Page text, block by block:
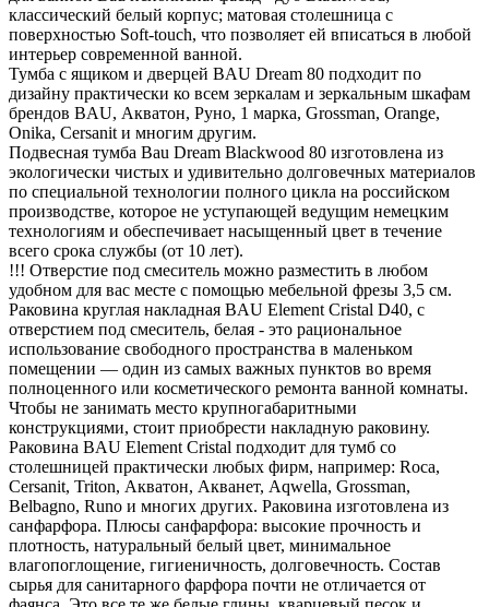
классический белый корпус; матовая столешница с
поверхностью Soft-touch, что позволяет ей вписаться в любой
интерьер современной ванной.
Тумба с ящиком и дверцей BAU Dream 80 подходит по
дизайну практически ко всем зеркалам и зеркальным шкафам
брендов BAU, Акватон, Руно, 1 марка, Grossman, Orange,
Onika, Cersanit и многим другим.
Подвесная тумба Bau Dream Blackwood 80 изготовлена из
экологически чистых и удивительно долговечных материалов
по специальной технологии полного цикла на российском
производстве, которое не уступающей ведущим немецким
технологиям и обеспечивает насыщенный цвет в течение
всего срока службы (от 10 лет).
!!! Отверстие под смеситель можно разместить в любом
удобном для вас месте с помощью мебельной фрезы 3,5 см.
Раковина круглая накладная BAU Element Cristal D40, с
отверстием под смеситель, белая - это рациональное
использование свободного пространства в маленьком
помещении — один из самых важных пунктов во время
полноценного или косметического ремонта ванной комнаты.
Чтобы не занимать место крупногабаритными
конструкциями, стоит приобрести накладную раковину.
Раковина BAU Element Cristal подходит для тумб со
столешницей практически любых фирм, например: Roca,
Cersanit, Triton, Акватон, Акванет, Aqwella, Grossman,
Belbagno, Runo и многих других. Раковина изготовлена из
санфарфора. Плюсы санфарфора: высокие прочность и
плотность, натуральный белый цвет, минимальное
влагопоглощение, гигиеничность, долговечность. Состав
сырья для санитарного фарфора почти не отличается от